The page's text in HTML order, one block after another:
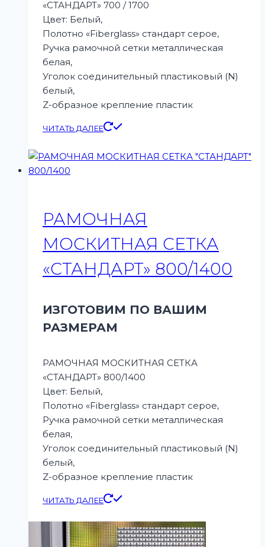
«СТАНДАРТ» 700 / 1700
Цвет: Белый,
Полотно «Fiberglass» стандарт серое,
Ручка рамочной сетки металлическая
белая,
Уголок соединительный пластиковый (N)
белый,
Z-образное крепление пластик
ЧИТАТЬ ДАЛЕЕ
РАМОЧНАЯ
МОСКИТНАЯ СЕТКА
«СТАНДАРТ» 800/1400
ИЗГОТОВИМ ПО ВАШИМ
РАЗМЕРАМ
РАМОЧНАЯ МОСКИТНАЯ СЕТКА
«СТАНДАРТ» 800/1400
Цвет: Белый,
Полотно «Fiberglass» стандарт серое,
Ручка рамочной сетки металлическая
белая,
Уголок соединительный пластиковый (N)
белый,
Z-образное крепление пластик
ЧИТАТЬ ДАЛЕЕ